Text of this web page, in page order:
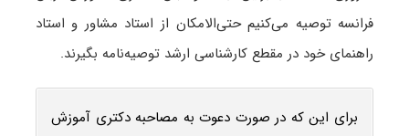
فرانسه توصیه می‌کنیم حتی‌الامکان از استاد مشاور و استاد
راهنمای خود در مقطع کارشناسی ارشد توصیه‌نامه بگیرند.
برای این که در صورت دعوت به مصاحبه دکتری آموزش